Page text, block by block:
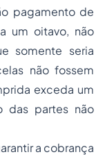
pagamento de
um oitavo, não
somente seria
não fossem
exceda um
das partes não
a cobrança